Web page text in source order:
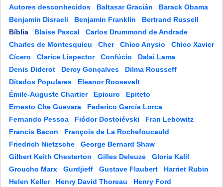
Autores desconhecidos
Baltasar Gracián
Barack Obama
Benjamin Disraeli
Benjamin Franklin
Bertrand Russell
Bíblia
Blaise Pascal
Carlos Drummond de Andrade
Charles de Montesquieu
Cher Chico Anysio
Chico Xavier
Cícero
Clarice Lispector Confúcio
Dalai Lama
Denis Diderot
Dercy Gonçalves
Dilma Rousseff
Ditados Populares
Eleanor Roosevelt
Émile-Auguste Chartier
Epicuro
Epiteto
Ernesto Che Guevara
Federico García Lorca
Fernando Pessoa
Fiódor Dostoiévski
Fran Lebowitz
Francis Bacon
François de La Rochefoucauld
Friedrich Nietzsche
George Bernard Shaw
Gilbert Keith Chesterton
Gilles Deleuze
Gloria Kalil
Groucho Marx
Gurdjieff Gustave Flaubert
Harriet Rubin
Helen Keller
Henry David Thoreau
Henry Ford